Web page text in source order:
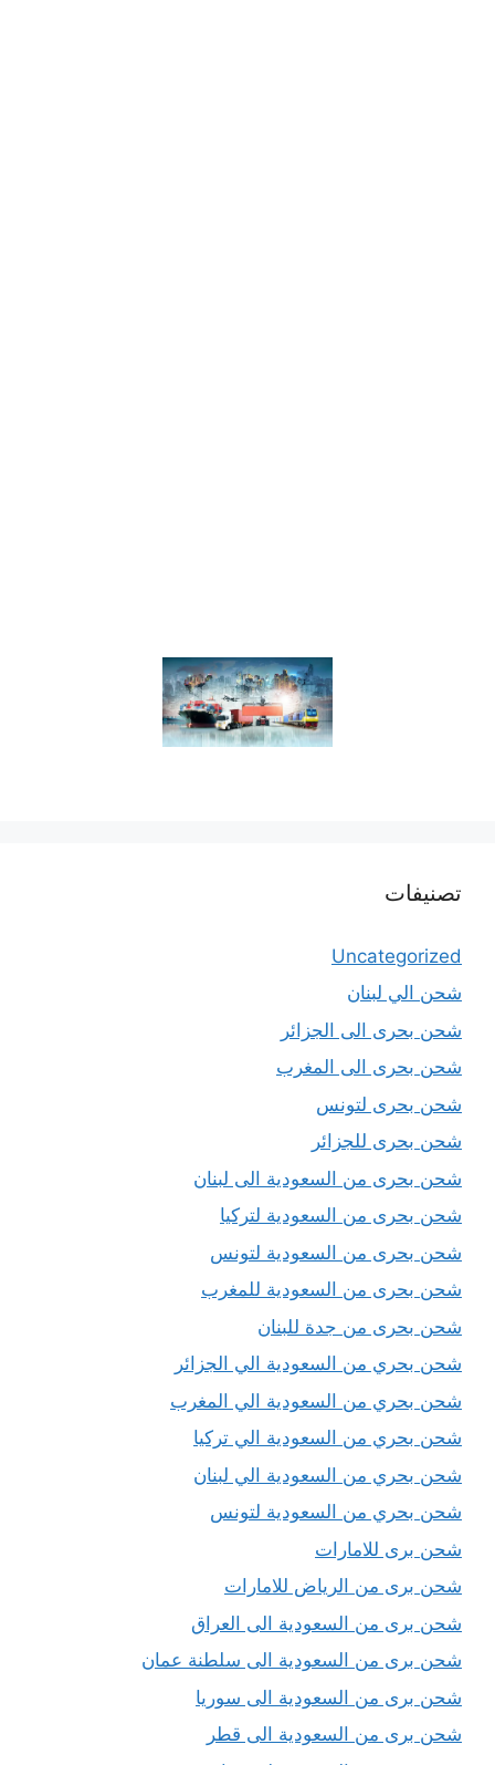
تصنيفات
Uncategorized
شحن الي لبنان
شحن بحرى الى الجزائر
شحن بحرى الى المغرب
شحن بحرى لتونس
شحن بحرى للجزائر
شحن بحرى من السعودية الى لبنان
شحن بحرى من السعودية لتركيا
شحن بحرى من السعودية لتونس
شحن بحرى من السعودية للمغرب
شحن بحرى من جدة للبنان
شحن بحري من السعودية الي الجزائر
شحن بحري من السعودية الي المغرب
شحن بحري من السعودية الي تركيا
شحن بحري من السعودية الي لبنان
شحن بحري من السعودية لتونس
شحن برى للامارات
شحن برى من الرياض للامارات
شحن برى من السعودية الى العراق
شحن برى من السعودية الى سلطنة عمان
شحن برى من السعودية الى سوريا
شحن برى من السعودية الى قطر